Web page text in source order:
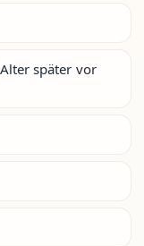
später vor